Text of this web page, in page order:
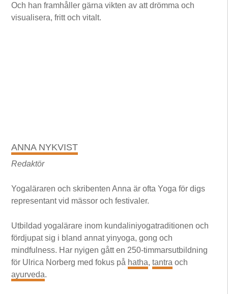
Och han framhåller gärna vikten av att drömma och
visualisera, fritt och vitalt.
ANNA NYKVIST
Redaktör
Yogaläraren och skribenten Anna är ofta Yoga för digs
representant vid mässor och festivaler.
Utbildad yogalärare inom kundaliniyogatraditionen och
fördjupat sig i bland annat yinyoga, gong och
mindfulness. Har nyigen gått en 250-timmarsutbildning
för Ulrica Norberg med fokus på hatha,tantra och
ayurveda.